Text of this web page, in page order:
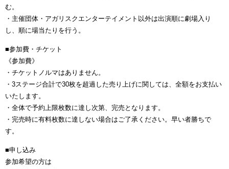
む。
・主催団体・アガリスクエンターテイメント以外は出演順に劇場入り
し、順に場当たりを行う。
■参加費・チケット
《参加費》
・チケットノルマはありません。
・3ステージ合計で30枚を超過した売り上げに関しては、全額をお支払い
いたします。
・全体で予約上限枚数に達し次第、完売となります。
・完売時に有料枚数に達しない場合はご了承ください。早い者勝ちで
す。
■申し込み
参加希望の方は